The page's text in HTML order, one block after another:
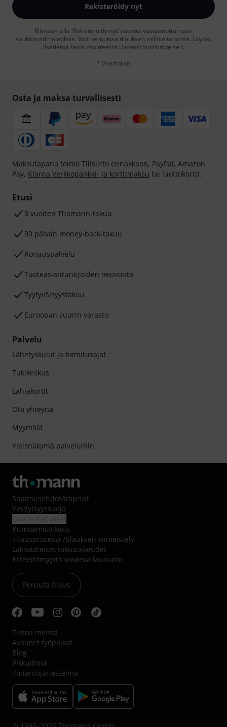
Rekisteröidy nyt
Klikkaamalla 'Rekisteröidy nyt' suostut vastaanottamaan
sähköpostimainoksia. Voit peruuttaa tilauksen milloin tahansa. Löydät
lisätietoa tästä osoitteesta Datenschutzhinweisen.
* Vaaditaan
Osta ja maksa turvallisesti
Maksutapana toimii Tilisiirto ennakkoon, PayPal, Amazon
Pay, Klarna Verkkopankki- ja korttimaksu tai luottokortti.
Etusi
3 vuoden Thomann-takuu
30 päivän money-back-takuu
Korjauspalvelu
Tuoteasiantuntijoiden neuvonta
Tyytyväisyystakuu
Euroopan suurin varasto
Palvelu
Lähetyskulut ja toimitusajat
Tukikeskus
Lahjakortit
Ota yhteyttä
Myymälä
Yleisnäkymä palveluihin
Sopimusehdot/Imprint
Yksityisyyssuoja
Kumoamisoikeus
Tilausprosessi /tilauksen viimeistely
Lakisääteiset takuuoikeudet
Esteettömyyttä koskeva lausunto
Peruuta tilaus
Tietoa meistä
Avoimet työpaikat
Blog
Pikkuilmot
ilmiantojärjestelmä